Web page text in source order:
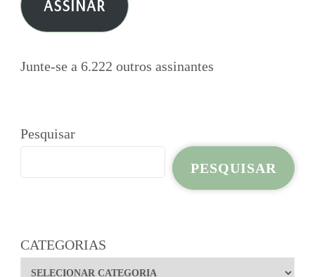
mail ASSINAR
Junte-se a 6.222 outros assinantes
Pesquisar
PESQUISAR
CATEGORIAS